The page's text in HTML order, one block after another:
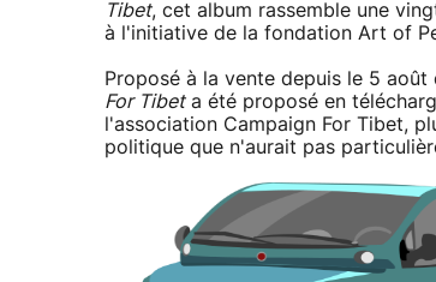
Tibet, cet album rassemble une
à l'initiative de la fondation Art of
Proposé à la vente depuis le 5
For Tibeta été proposé en
l'association Campaign For Tibet,
politique que n'aurait pas